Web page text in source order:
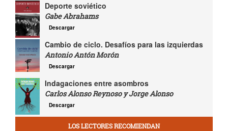
Deporte soviético
Gabe Abrahams
Descargar
Cambio de ciclo. Desafíos para las izquierdas
Antonio Antón Morón
Descargar
Indagaciones entre asombros
Carlos Alonso Reynoso y Jorge Alonso
Descargar
LOS LECTORES RECOMIENDAN